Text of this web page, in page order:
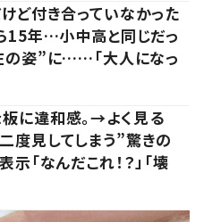
けど付き合っていなかった
15年…小中高と同じだっ
の姿”に……「大人になっ
に違和感。→よく見る
見してしまう”驚きの
「なんだこれ！？」「壊